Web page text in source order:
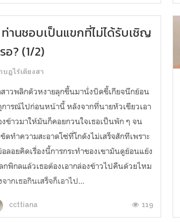
ท่านชอบเป็นแขกที่ไม่ได้รับเชิญ
อ? (1/2)
บฏไร้เดียงสา
สาวพลิกตัวหงายลุกขึ้นมานั่งบิดขี้เกียจนึกย้อน
การณ์ไปก่อนหน้านี้ หลังจากที่นายหัวเขียวเอา
งข้าวมาให้มันก็คอยกวนใจเธอเป็นพัก ๆ จน
ขัดทำความสะอาดโซ่ที่โกดังไม่เสร็จสักทีเพราะ
อลอยคิดเรื่องนี้การกระทำของเขามันดูย้อนแย้ง
กพิกลแล้วเธอต้องเอากล่องข้าวไปคืนด้วยไหม
ากเธอกินเสร็จก็เอาไป...
ccttiana 119